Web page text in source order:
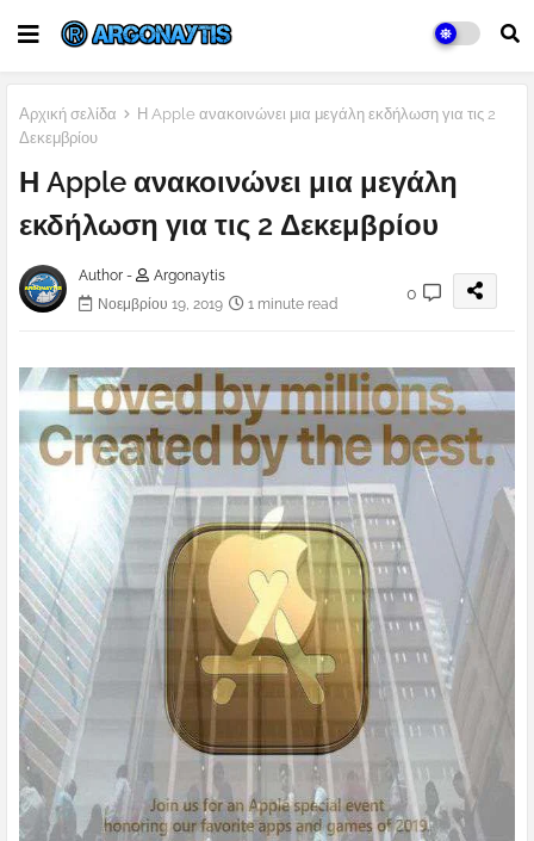
Αρχική σελίδα
Η Apple ανακοινώνει μια μεγάλη εκδήλωση για τις 2
Δεκεμβρίου
Η Apple ανακοινώνει μια μεγάλη
εκδήλωση για τις 2 Δεκεμβρίου
Author -
Argonaytis
Νοεμβρίου 19, 2019
1 minute read
0